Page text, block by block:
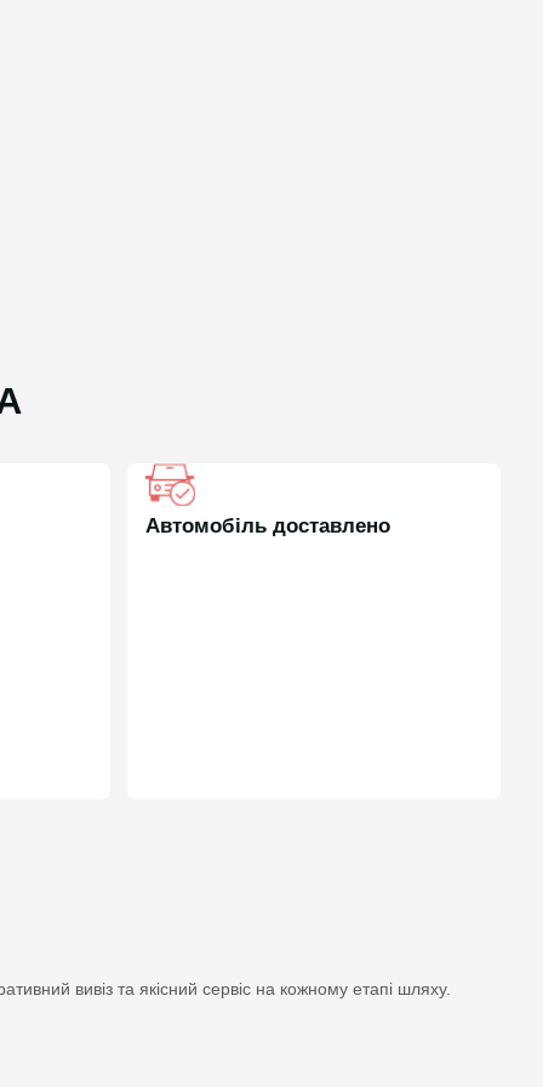
Автомобіль доставлено
вивіз та якісний сервіс на кожному етапі шляху.